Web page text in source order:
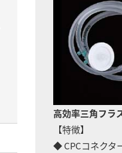
高効率三角フラ
【特徴】
◆ CPCコネクタ